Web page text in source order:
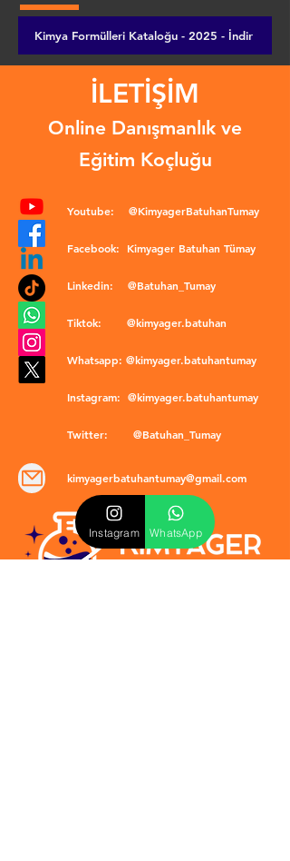
Kimya Formülleri Kataloğu - 2025 - İndir
İLETİŞİM
Online Danışmanlık ve
Eğitim Koçluğu
Youtube: @KimyagerBatuhanTumay
Facebook: Kimyager Batuhan Tümay
Linkedin: @Batuhan_Tumay
Tiktok: @kimyager.batuhan
Whatsapp: @kimyager.batuhantumay
Instagram: @kimyager.batuhantumay
Twitter: @Batuhan_Tumay
kimyagerbatuhantumay@gmail.com
Instagram WhatsApp